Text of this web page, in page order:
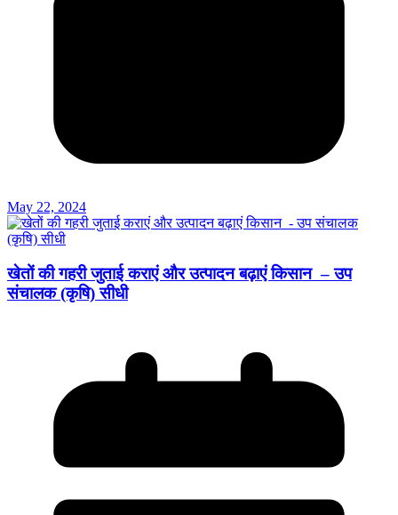
May 22, 2024
खेतों की गहरी जुताई कराएं और उत्पादन बढ़ाएं किसान – उप
संचालक (कृषि) सीधी